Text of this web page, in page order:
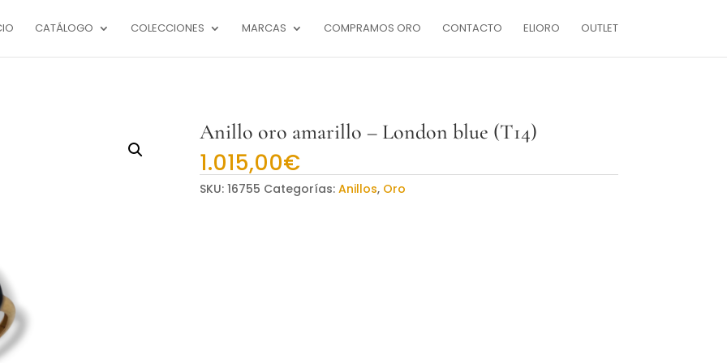
CATÁLOGO COLECCIONES MARCAS COMPRAMOS ORO CONTACTO ELIORO OUTLET
Anillo oro amarillo – London blue (T14)
1.015,00€
SKU: 16755 Categorías: Anillos, Oro